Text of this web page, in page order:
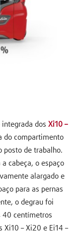
integrada dosXi10 –
do compartimento
posto de trabalho.
cabeça, o espaço
alargado e
para as pernas
o degrau foi
40 centímetros
– Xi20 e Ei14 –